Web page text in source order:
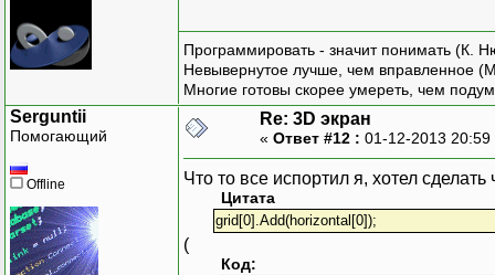
Программировать - значит понимать (К.
Невывернутое лучше, чем вправленное
Многие готовы скорее умереть, чем
Serguntii
Помогающий
Offline
Re: 3D экран
« Ответ #12 : 01-12-2013
Что то все испортил я, хотел
Цитата
grid[0].Add(horizontal[0]);
(
Код: